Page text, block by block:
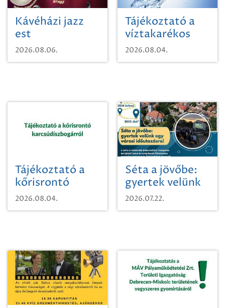
Kávéházi jazz
est
2026.08.06.
Tájékoztató a
víztakarékos
vízhasználatról
2026.08.04.
Tájékoztató a
kőrisrontó
karcsúdíszbogárról
2026.08.04.
Séta a jövőbe:
gyertek velünk
egy városi
időutazásra!
2026.07.22.